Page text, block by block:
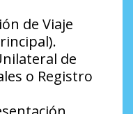
de Viaje
de
o Registro